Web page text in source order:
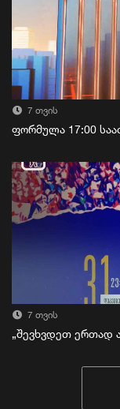
7 თვის
ფორმულა 17:00
7 თვის
„შევხვდეთ ერთად